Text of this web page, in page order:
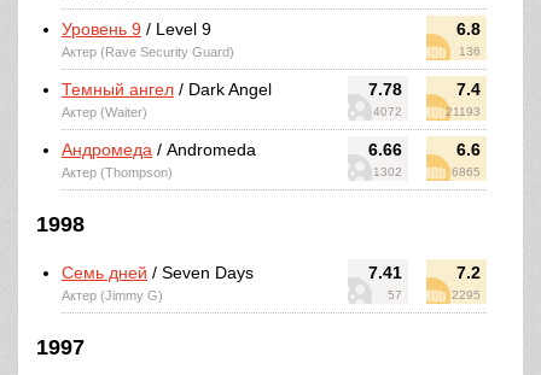
6.8
136
Уровень 9 / Level 9
Актер (Rave Security Guard)
7.78
4072
7.4
21193
Темный ангел / Dark Angel
Актер (Waiter)
6.66
1302
6.6
6865
Андромеда / Andromeda
Актер (Thompson)
1998
7.41
57
7.2
2295
Семь дней / Seven Days
Актер (Jimmy G)
1997